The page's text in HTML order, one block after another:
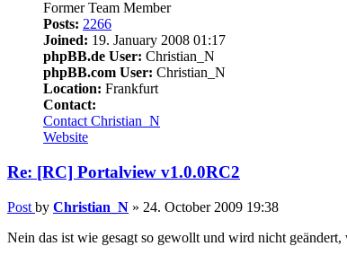
Former Team Member
Posts: 2266
Joined: 19. January 2008 01:17
phpBB.de User: Christian_N
phpBB.com User: Christian_N
Location: Frankfurt
Contact:
Contact Christian_N
Website
Re: [RC] Portalview v1.0.0RC2
Post by Christian_N » 24. October 2009 19:38
Nein das ist wie gesagt so gewollt und wird nicht